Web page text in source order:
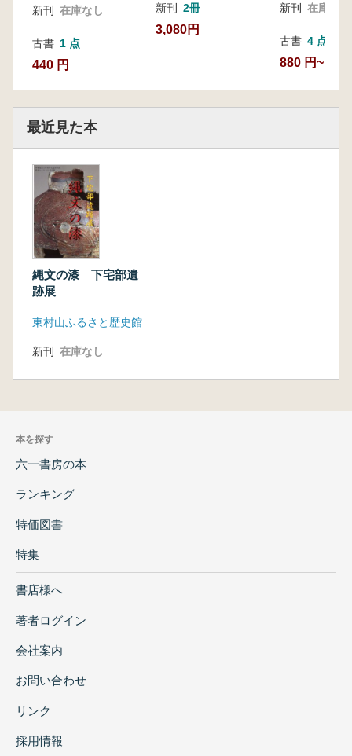
新刊 在庫なし
古書 1 点
440 円
新刊 2冊
3,080円
新刊 在庫なし
古書 4 点
880 円~
最近見た本
縄文の漆 下宅部遺
跡展
東村山ふるさと歴史館
新刊 在庫なし
本を探す
六一書房の本
ランキング
特価図書
特集
書店様へ
著者ログイン
会社案内
お問い合わせ
リンク
採用情報